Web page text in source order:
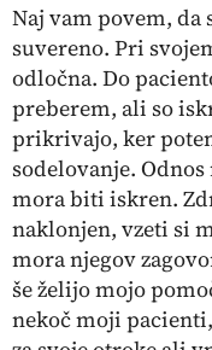
Naj vam povem, da
suvereno. Pri
odločna. Do
preberem, ali so
prikrivajo, ker
sodelovanje.
mora biti iskren.
naklonjen, vzeti si
mora njegov
še želijo mojo
nekoč moji